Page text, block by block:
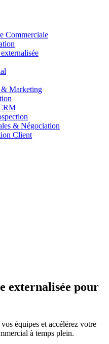
Commerciale
& Marketing
& Négociation
Client
externalisée pour
équipes et accélérez votre
à temps plein.